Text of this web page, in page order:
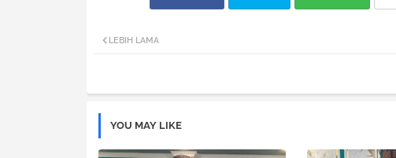
LEBIH LAMA
YOU MAY LIKE